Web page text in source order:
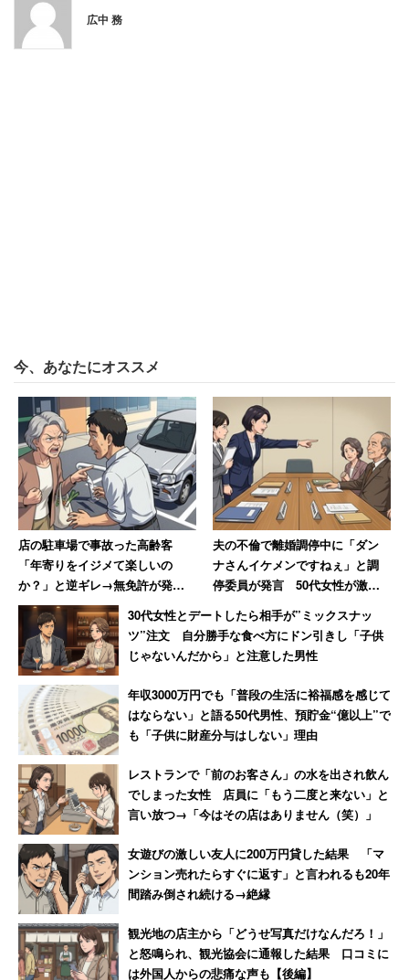
このエリアはもともとは、都内でも下町に属するエリア
いた。交通の便はよく、エッジの効いた商店や飲食店もあ
るのだが、スーパーはいずれも小規模で、食材にバリエー
ションがなくなる。地元民に話を聞くと
「普段の買い物は不便すぎて、ネットスーパーの利用が当
たり前だった」
ともいう。
オーケーの出店は、そんな生活を激変させる可能性があ
る。
そもそもオーケーは、かつて大田区エリアに本社があった
激安スーパーである。筆者は以前、著書『これでいいのか
大田区』を執筆するにあたり、しばらく大田区に住んでい
たことがあった。当時、頻繁に買い物に利用していたオー
ケーの本社は京急線雑色駅近くのオーケーサガン店にあっ
たことを覚えている（2016年に横浜市へ移転）。
実際に行ってみてびっくりの盛況っぷり
広中 務
今、あなたにオススメ
店の駐車場で事故った高齢客
「年寄りをイジメて楽しいの
か？」と逆ギレ→無免許が発覚
し警察に連行された結果「慰謝
料払え」
夫の不倫で離婚調停中に「ダン
ナさんイケメンですねぇ」と調
停委員が発言 50代女性が激怒
した無神経すぎる一言
30代女性とデートしたら相手が”ミックスナッ
ツ”注文 自分勝手な食べ方にドン引きし「子供
じゃないんだから」と注意した男性
年収3000万円でも「普段の生活に裕福感を感じて
はならない」と語る50代男性、預貯金“億以上”で
も「子供に財産分与はしない」理由
レストランで「前のお客さん」の水を出され飲ん
でしまった女性 店員に「もう二度と来ない」と
言い放つ→「今はその店はありません（笑）」
女遊びの激しい友人に200万円貸した結果 「マ
ンション売れたらすぐに返す」と言われるも20年
間踏み倒され続ける→絶縁
観光地の店主から「どうせ写真だけなんだろ！」
と怒鳴られ、観光協会に通報した結果 口コミに
は外国人からの悲痛な声も【後編】